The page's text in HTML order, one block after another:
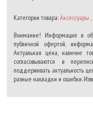
Категории товара:Аксессуары , ,
Внимание! Информация в
публичной офертой,
Актуальная цена, наличие
согласовываются в
поддерживать актуальность
разные накладки и ошибки.